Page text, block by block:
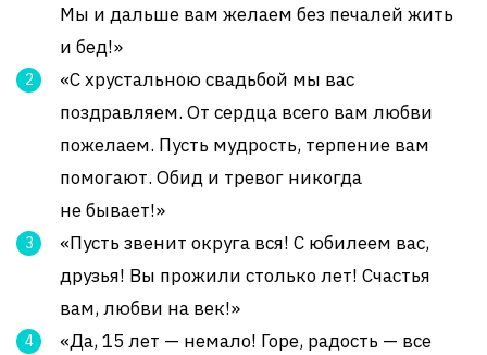
Мы и дальше вам желаем без печалей жить
и бед!»
«С хрустальною свадьбой мы вас
поздравляем. От сердца всего вам любви
пожелаем. Пусть мудрость, терпение вам
помогают. Обид и тревог никогда
не бывает!»
«Пусть звенит округа вся! С юбилеем вас,
друзья! Вы прожили столько лет! Счастья
вам, любви на век!»
«Да, 15 лет — немало! Горе, радость — все